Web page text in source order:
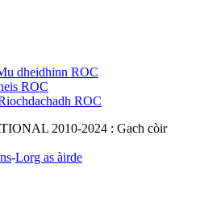
dheidhinn ROC
ROC
ROC
2010-2024 : Gach còir
-Lorg as àirde